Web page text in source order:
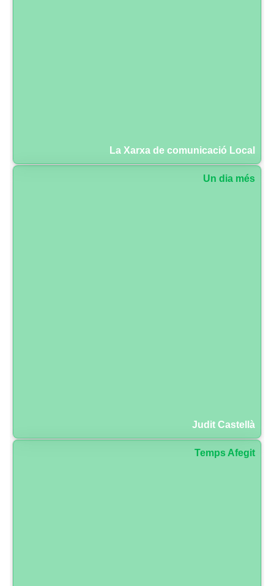
La Xarxa de comunicació Local
Un dia més
Judit Castellà
Temps Afegit